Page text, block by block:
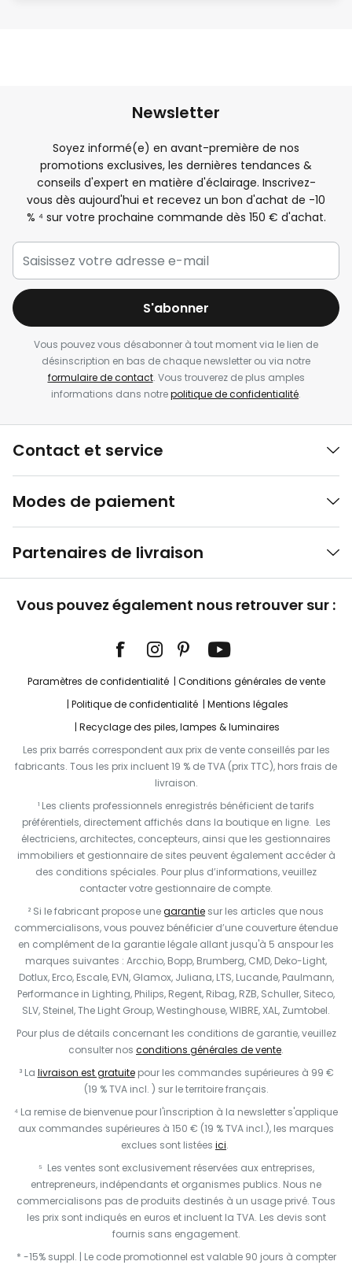
Newsletter
Soyez informé(e) en avant-première de nos
promotions exclusives, les dernières tendances &
conseils d'expert en matière d'éclairage. Inscrivez-
vous dès aujourd'hui et recevez un bon d'achat de -10
% ⁴ sur votre prochaine commande dès 150 € d'achat.
S'abonner
Vous pouvez vous désabonner à tout moment via le lien de
désinscription en bas de chaque newsletter ou via notre
formulaire de contact. Vous trouverez de plus amples
informations dans notrepolitique de confidentialité.
Contact et service
Modes de paiement
Partenaires de livraison
Vous pouvez également nous retrouver sur :
Paramètres de confidentialité
Conditions générales de vente
Politique de confidentialité
Mentions légales
Recyclage des piles, lampes & luminaires
Les prix barrés correspondent aux prix de vente conseillés par les
fabricants. Tous les prix incluent 19 % de TVA (prix TTC), hors frais de
livraison.
¹ Les clients professionnels enregistrés bénéficient de tarifs
préférentiels, directement affichés dans la boutique en ligne. Les
électriciens, architectes, concepteurs, ainsi que les gestionnaires
immobiliers et gestionnaire de sites peuvent également accéder à
des conditions spéciales. Pour plus d’informations, veuillez
contacter votre gestionnaire de compte.
² Si le fabricant propose unegarantie sur les articles que nous
commercialisons, vous pouvez bénéficier d’une couverture étendue
en complément de la garantie légale allant jusqu'à 5 anspour les
marques suivantes : Arcchio, Bopp, Brumberg, CMD, Deko-Light,
Dotlux, Erco, Escale, EVN, Glamox, Juliana, LTS, Lucande, Paulmann,
Performance in Lighting, Philips, Regent, Ribag, RZB, Schuller, Siteco,
SLV, Steinel, The Light Group, Westinghouse, WIBRE, XAL, Zumtobel.
Pour plus de détails concernant les conditions de garantie, veuillez
consulter nos conditions générales de vente.
³ La livraison est gratuitepour les commandes supérieures à 99 €
(19 % TVA incl. ) sur le territoire français.
⁴ La remise de bienvenue pour l'inscription à la newsletter s'applique
aux commandes supérieures à 150 € (19 % TVA incl.), les marques
exclues sont listées ici.
⁵ Les ventes sont exclusivement réservées aux entreprises,
entrepreneurs, indépendants et organismes publics. Nous ne
commercialisons pas de produits destinés à un usage privé. Tous
les prix sont indiqués en euros et incluent la TVA. Les devis sont
fournis sans engagement.
* -15% suppl. | Le code promotionnel est valable 90 jours à compter